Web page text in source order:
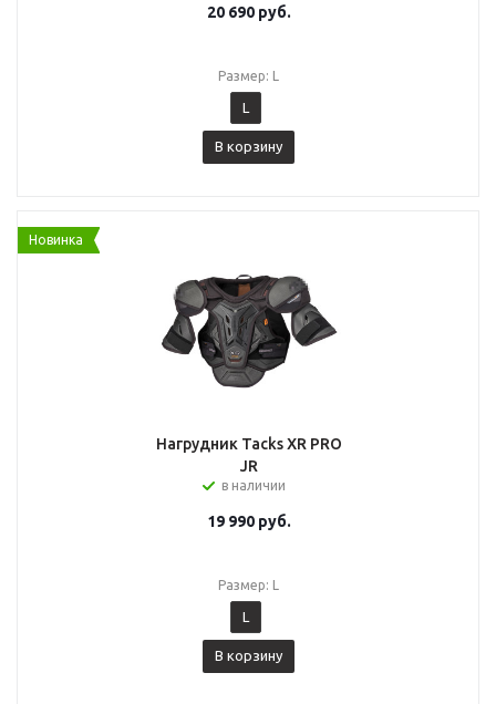
20 690руб.
Размер: L
L
В корзину
Новинка
Нагрудник Tacks XR PRO
JR
в наличии
19 990руб.
Размер: L
L
В корзину